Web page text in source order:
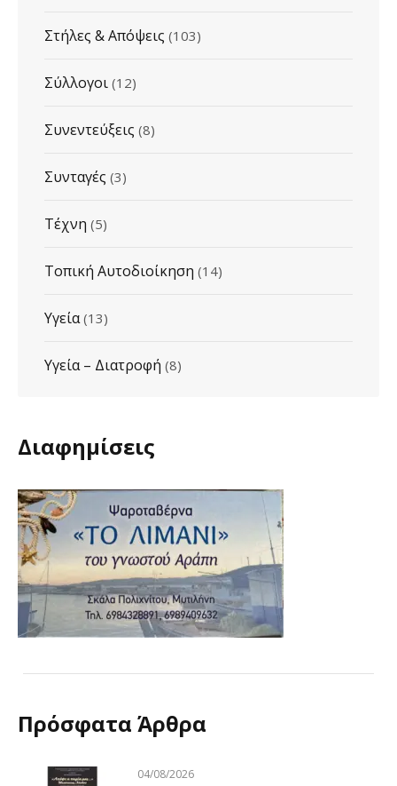
Στήλες & Απόψεις (103)
Σύλλογοι (12)
Συνεντεύξεις (8)
Συνταγές (3)
Τέχνη (5)
Τοπική Αυτοδιοίκηση (14)
Υγεία(13)
Υγεία – Διατροφή (8)
Διαφημίσεις
Πρόσφατα Άρθρα
04/08/2026